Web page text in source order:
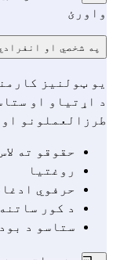
واورئ
په شخصي او
یو ټولنیز
د اړتیاو او
طرزالعملونو او
حقوقو ته
روغتیا
حرفوي
د کور
ستاسو د